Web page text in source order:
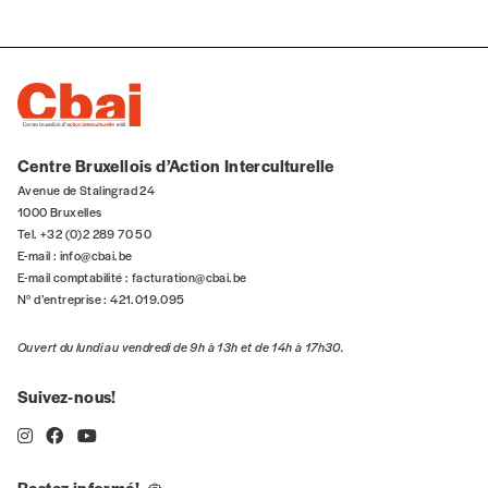
revue en format papier ou numérique.
Vous versez le montant de votre choix sur le
compte
la commande renseigné dans le mail de
confirmation et la mention “participation
Imag”.
NB: Vous pouvez choisir de participer
avoir reçu plusieurs numéros. Ce paiement
volonté de soutenir nos activités.
Centre Bruxellois d’Action Interculturelle
Avenue de Stalingrad 24
1000 Bruxelles
Tel. +32 (0)2 289 70 50
E-mail : info@cbai.be
E-mail comptabilité : facturation@cbai.be
N° d’entreprise : 421.019.095
Ouvert du lundi au vendredi de 9h à 13h et de 14h à 17h30.
Suivez-nous!